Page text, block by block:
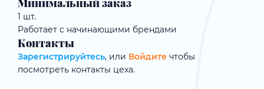
Минимальный заказ
1 шт.
Работает с начинающими брендами
Контакты
Зарегистрируйтесь, или Войдите чтобы
посмотреть контакты цеха.